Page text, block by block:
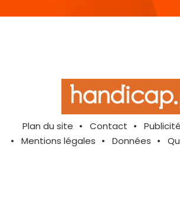
Plan du site Contact
Mentions légales
Données